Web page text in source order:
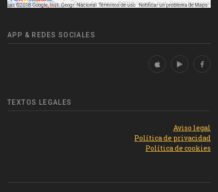
©2018 Google, Inst. Geogr. NacionalDatos de mapas ©2018 Google, Inst. Geogr. Nacional
Términos de uso Notificar un problema de Maps
APP & REDES SOCIALES
TEXTOS LEGALES
Aviso legal
Política de privacidad
Política de cookies